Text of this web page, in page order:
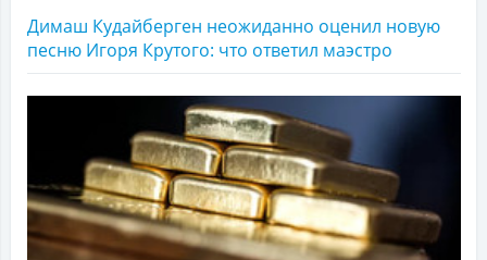
Димаш Кудайберген неожиданно оценил новую
песню Игоря Крутого: что ответил маэстро